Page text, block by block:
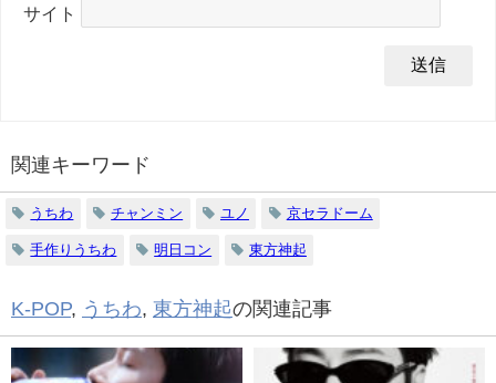
サイト
関連キーワード
うちわ チャンミン ユノ 京セラドーム
手作りうちわ 明日コン 東方神起
K-POP, うちわ 東方神起の関連記事